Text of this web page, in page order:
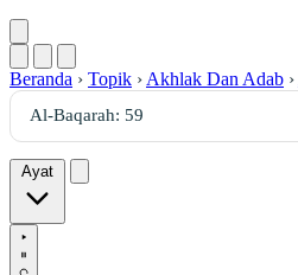
Beranda › Topik › Akhlak Dan Adab ›
Ayat